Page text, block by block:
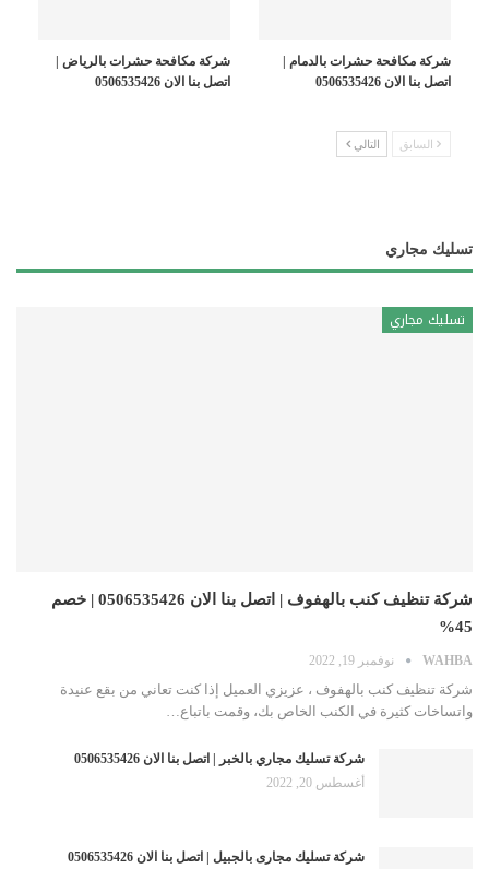
شركة مكافحة حشرات بالدمام |
اتصل بنا الان 0506535426
شركة مكافحة حشرات بالرياض |
اتصل بنا الان 0506535426
السابق التالي
تسليك مجاري
تسليك مجاري
شركة تنظيف كنب بالهفوف | اتصل بنا الان 0506535426 | خصم
45%
WAHBA نوفمبر 19, 2022
شركة تنظيف كنب بالهفوف ، عزيزي العميل إذا كنت تعاني من بقع عنيدة
واتساخات كثيرة في الكنب الخاص بك، وقمت باتباع…
شركة تسليك مجاري بالخبر | اتصل بنا الان 0506535426
أغسطس 20, 2022
شركة تسليك مجارى بالجبيل | اتصل بنا الان 0506535426